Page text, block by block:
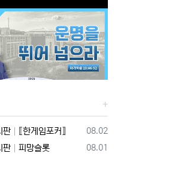
등록일
08.02
판 ⟦한게임포커⟧
등록일
08.01
판 피망슬롯